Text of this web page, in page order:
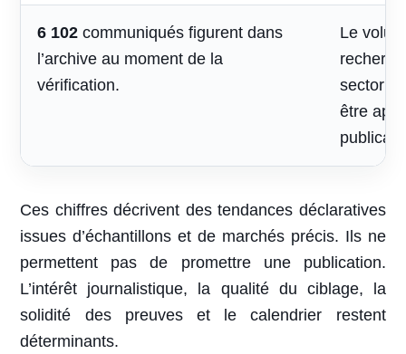
6 102 communiqués figurent dans
l’archive au moment de la
vérification.
Le
être
Ces chiffres décrivent des tendances déclaratives
issues d’échantillons et de marchés précis. Ils ne
permettent pas de promettre une publication.
L’intérêt journalistique, la qualité du ciblage, la
solidité des preuves et le calendrier restent
déterminants.